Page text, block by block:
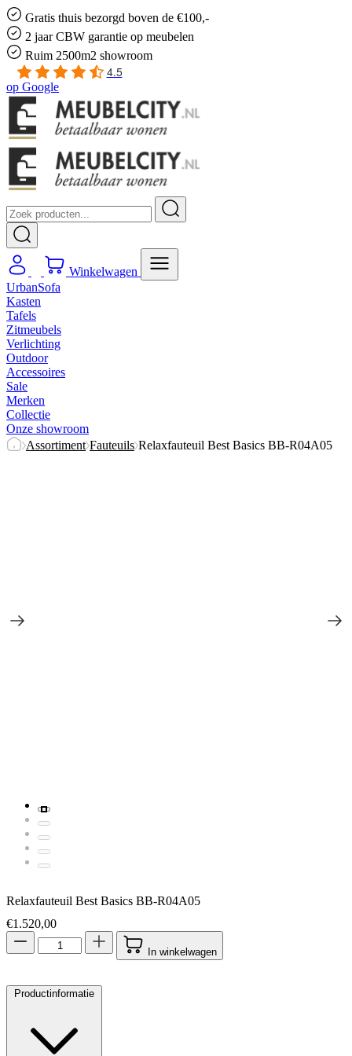
Gratis thuis bezorgd boven de €100,-
2 jaar CBW garantie op meubelen
Ruim 2500m2 showroom
4.5
op Google
Winkelwagen
UrbanSofa
Kasten
Tafels
Zitmeubels
Verlichting
Outdoor
Accessoires
Sale
Merken
Collectie
Onze showroom
Assortiment Fauteuils Relaxfauteuil Best Basics BB-R04A05
Relaxfauteuil Best Basics BB-R04A05
€1.520,00
In winkelwagen
Productinformatie